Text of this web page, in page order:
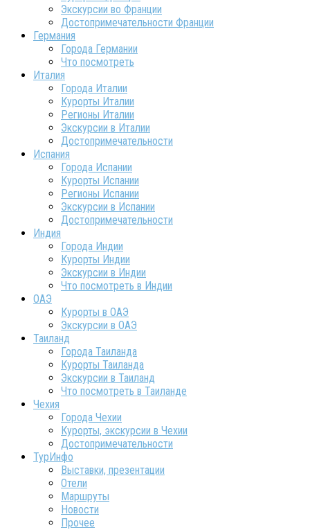
Экскурсии во Франции
Достопримечательности Франции
Германия
Города Германии
Что посмотреть
Италия
Города Италии
Курорты Италии
Регионы Италии
Экскурсии в Италии
Достопримечательности
Испания
Города Испании
Курорты Испании
Регионы Испании
Экскурсии в Испании
Достопримечательности
Индия
Города Индии
Курорты Индии
Экскурсии в Индии
Что посмотреть в Индии
ОАЭ
Курорты в ОАЭ
Экскурсии в ОАЭ
Таиланд
Города Таиланда
Курорты Таиланда
Экскурсии в Таиланд
Что посмотреть в Таиланде
Чехия
Города Чехии
Курорты, экскурсии в Чехии
Достопримечательности
ТурИнфо
Выставки, презентации
Отели
Маршруты
Новости
Прочее